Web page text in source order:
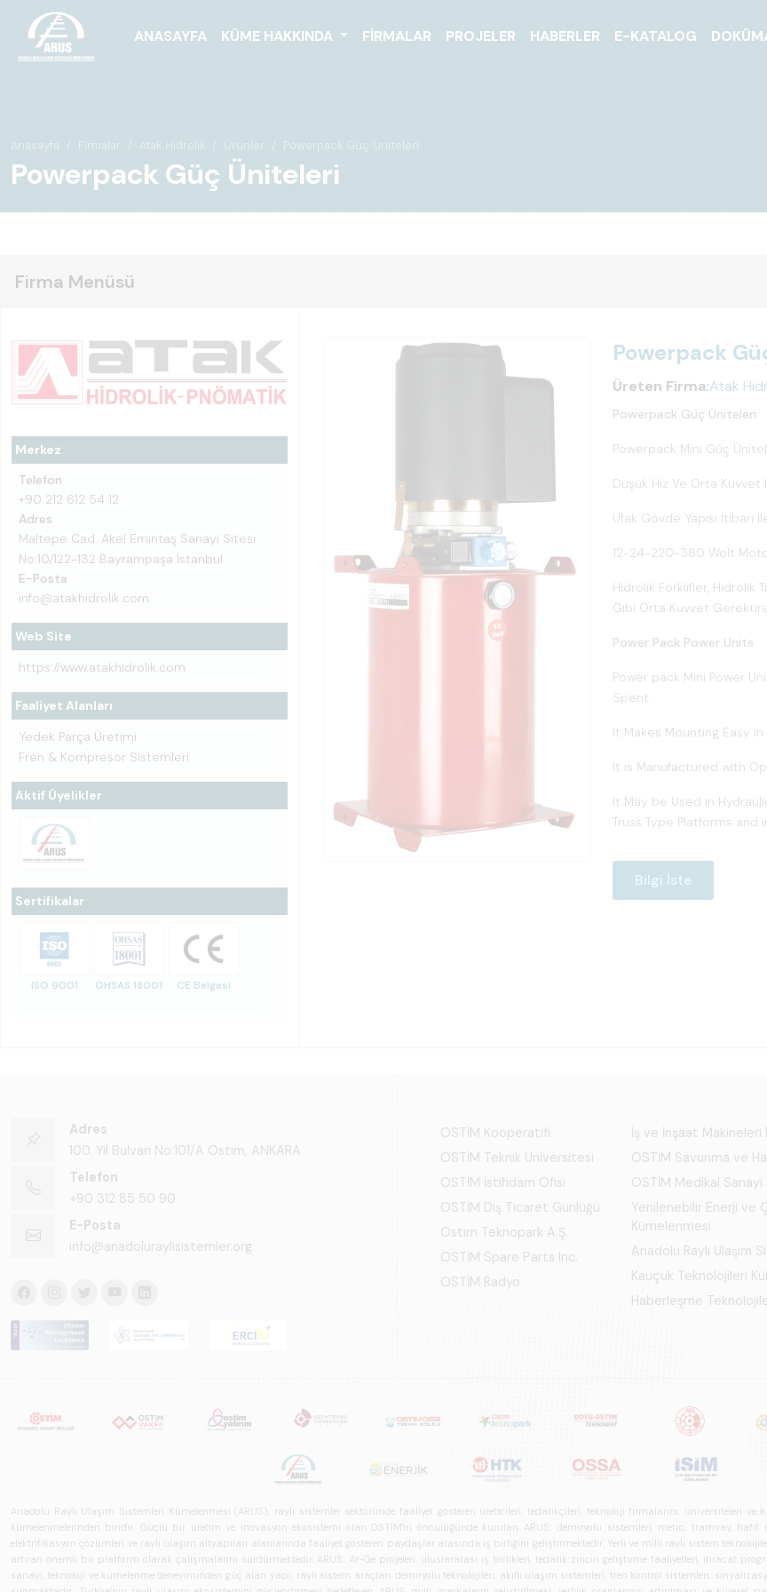
ANASAYFA KÜME HAKKINDA FIRMALAR PROJELER HABERLER E-KATALOG
Anasayfa Firmalar Atak Hidrolik Ürünler Powerpack Güç Üniteleri
Powerpack Güç Üniteleri
Firma Menüsü
Merkez
Telefon
+90 212 612 54 12
Adres
Maltepe Cad. Akel Emintaş Sanayi Sitesi
No:10/122-132 Bayrampaşa İstanbul
E-Posta
info@atakhidrolik.com
Web Site
https://www.atakhidrolik.com
Faaliyet Alanları
Yedek Parça Üretimi
Fren & Kompresör Sistemleri
Aktif Üyelikler
Sertifikalar
ISO 9001 OHSAS 18001 CE Belgesi
Powerpack
Üreten Firma:Atak
Powerpack Güç Üniteleri
Powerpack Mini Güç
Düşük Hız Ve Orta
Ufak Gövde Yapısı İtibarı
12-24-220-380 Wolt
Hidrolik Forklifler, Hidrolik
Gibi Orta Kuvvet
Power Pack Power Units
Power pack Mini Power
Spent.
It Makes Mounting Easy
It is Manufactured with
It May be Used in
Truss Type Platforms and
Bilgi İste
Adres
100. Yıl Bulvarı No:101/A Ostim, ANKARA
Telefon
+90 312 85 50 90
E-Posta
info@anadoluraylisistemler.org
OSTİM Kooperatifi
OSTİM Teknik Üniversitesi
OSTİM İstihdam Ofisi
OSTİM Dış Ticaret Günlüğü
Ostim Teknopark A.Ş.
OSTİM Spare Parts Inc.
OSTİM Radyo
İş ve İnşaat Makineleri
OSTİM Savunma ve
OSTİM Medikal
Yenilenebilir Enerji ve
Kümelenmesi
Anadolu Raylı Ulaşım
Kauçuk Teknolojileri
Haberleşme
Anadolu Raylı Ulaşım Sistemleri Kümelenmesi (ARUS), raylı sistemler sektöründe faaliyet gösteren üreticileri, tedarikçileri, teknoloji firmalarını, üniversiteleri
kümelenmelerinden biridir. Güçlü bir üretim ve inovasyon ekosistemi olan OSTİM'in öncülüğünde kurulan ARUS; demiryolu sistemleri, metro, tramvay, hafif
elektrifikasyon çözümleri ve raylı ulaşım altyapıları alanlarında faaliyet gösteren paydaşlar arasında iş birliğini geliştirmektedir. Yerli ve milli raylı sistem
artıran önemli bir platform olarak çalışmalarını sürdürmektedir. ARUS; Ar-Ge projeleri, uluslararası iş birlikleri, tedarik zinciri geliştirme faaliyetleri, ihracat
sanayi, teknoloji ve kümelenme deneyiminden güç alan yapı; raylı sistem araçları, demiryolu teknolojileri, akıllı ulaşım sistemleri, tren kontrol sistemleri,